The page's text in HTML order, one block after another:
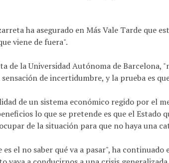
ha asegurado en Más Vale Tarde que
viene de fuera".
de la Universidad Autónoma de Barcelona,
de incertidumbre, y la prueba es
de un sistema económico regido por el
lo que se pretende es que el Estado
de la situación para que no haya una
el no saber qué va a pasar", ha